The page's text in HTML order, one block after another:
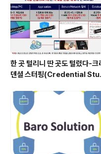
한 곳 털리니 딴 곳도 털렸다-크
덴셜 스터핑(Credential